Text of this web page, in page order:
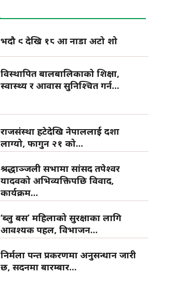
भदौ ९ देखि १८ औँ नाडा अटो शो
विस्थापित बालबालिकाको शिक्षा,
स्वास्थ्य र आवास सुनिश्चित गर्न...
राजसंस्था हटेदेखि नेपाललाई दशा
लाग्यो, फागुन २१ को...
श्रद्धाञ्जली सभामा सांसद तपेश्वर
यादवको अभिव्यक्तिपछि विवाद,
कार्यक्रम...
‘ब्लु बस’ महिलाको सुरक्षाका लागि
आवश्यक पहल, विभाजन...
निर्मला पन्त प्रकरणमा अनुसन्धान जारी
छ, सदनमा बारम्बार...